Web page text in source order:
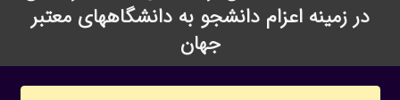
در زمینه اعزام دانشجو به دانشگاههای معتبر
جهان